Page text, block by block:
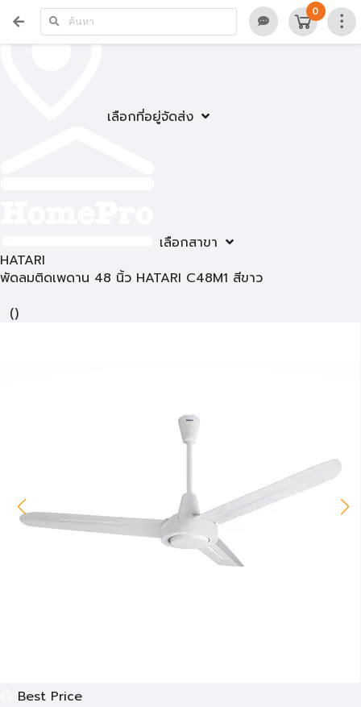
เลือกที่อยู่จัดส่ง
เลือกสาขา
0
HATARI
พัดลมติดเพดาน 48 นิ้ว HATARI C48M1 สีขาว
()
Best Price